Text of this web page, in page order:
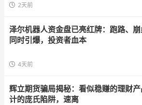
2天前
泽尔机器人资金盘已亮红牌：跑路、
同时引爆，投资者血本
4天前
辉立期货骗局揭秘：看似稳赚的理财
计的庞氏陷阱，速离